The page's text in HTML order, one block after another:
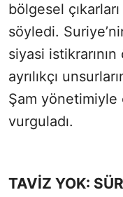
bölgesel
söyledi.
siyasi
ayrılıkçı
Şam
vurguladı.
TAVİZ YOK: